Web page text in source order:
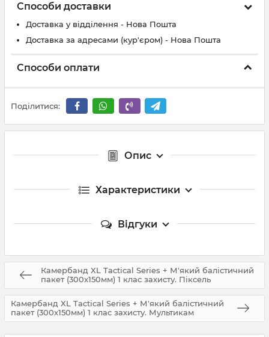
Способи доставки
Доставка у відділення - Нова Пошта
Доставка за адресами (кур'єром) - Нова Пошта
Способи оплати
Поділитися:
Опис
Характеристики
Відгуки
Камербанд XL Tactical Series + М'який балістичний
пакет (300x150мм) 1 клас захисту. Піксель
Камербанд XL Tactical Series + М'який балістичний
пакет (300x150мм) 1 клас захисту. Мультикам